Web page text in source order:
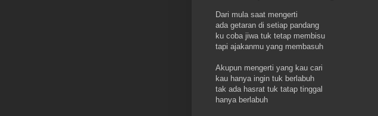
Dari mula saat mengerti
ada getaran di setiap pandang
ku coba jiwa tuk tetap membisu
tapi ajakanmu yang membasuh
Akupun mengerti yang kau cari
kau hanya ingin tuk berlabuh
tak ada hasrat tuk tatap tinggal
hanya berlabuh